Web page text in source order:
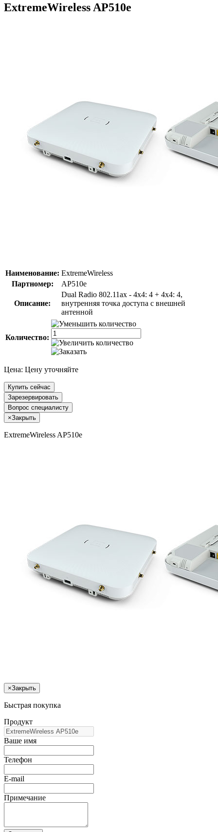
ExtremeWireless AP510e
Наименование: ExtremeWireless
Партномер:
AP510e
Описание:
Dual Radio 802.11ax - 4x4: 4 + 4x4: 4,
внутренняя точка доступа с внешней
антенной
Количество:
Цена: Цену уточняйте
Купить сейчас
Зарезервировать
Вопрос специалисту
×Закрыть
ExtremeWireless AP510e
×Закрыть
Быстрая покупка
Продукт
Ваше имя
Телефон
E-mail
Примечание